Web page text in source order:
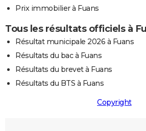
Prix immobilier à Fuans
Tous les résultats officiels à
Résultat municipale 2026 à Fuans
Résultats du bac à Fuans
Résultats du brevet à Fuans
Résultats du BTS à Fuans
Copyright